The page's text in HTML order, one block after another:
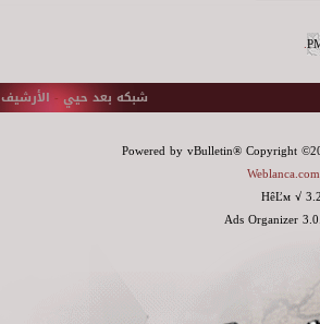
.
شبكه بعد حيي- الأرشيف
Powered by vBulletin® Copyright
Weblanca.com
HêĽм √
Ads Organizer